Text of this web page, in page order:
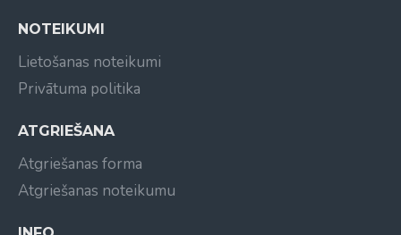
NOTEIKUMI
Lietošanas noteikumi
Privātuma politika
ATGRIEŠANA
Atgriešanas forma
Atgriešanas noteikumu